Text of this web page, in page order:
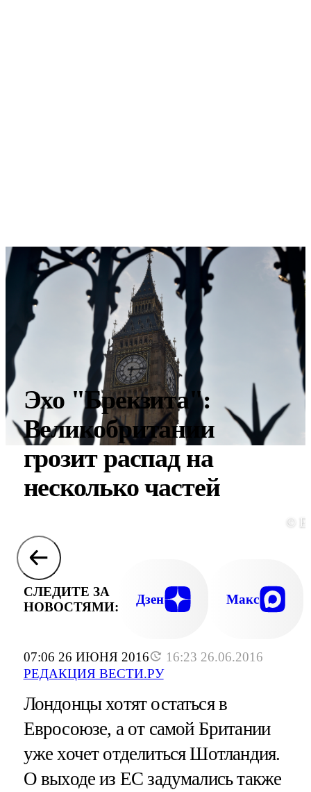
07:06 26 ИЮНЯ 2016
16:23 26.06.2016
РЕДАКЦИЯ ВЕСТИ.РУ
Эхо "Брекзита":
Великобритании
грозит распад на
несколько частей
©
СЛЕДИТЕ ЗА
НОВОСТЯМИ:
Дзен Макс
Лондонцы хотят остаться в
Евросоюзе, а от самой Британии
уже хочет отделиться Шотландия.
О выходе из ЕС задумались также